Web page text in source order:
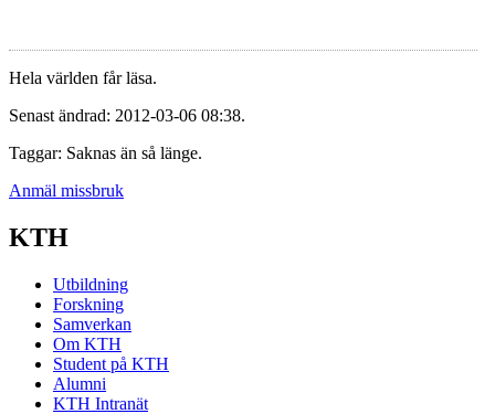
Hela världen får läsa.
Senast ändrad: 2012-03-06 08:38.
Taggar: Saknas än så länge.
Anmäl missbruk
KTH
Utbildning
Forskning
Samverkan
Om KTH
Student på KTH
Alumni
KTH Intranät